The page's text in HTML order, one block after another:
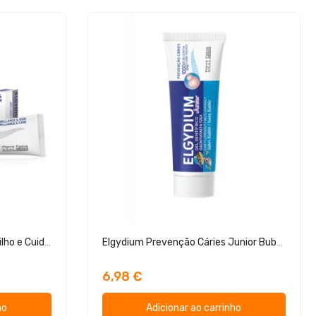
Elgydium Pasta Dentífrica Brilho e Cuidado Elgydium Prevenção Cáries Junior Bubble 50ml
6,98 €
Adicionar ao carrinho